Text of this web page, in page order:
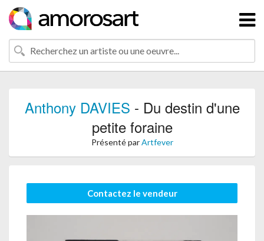
Anthony DAVIES - Du destin d'une
petite foraine
Présenté parArtfever
Contactez le vendeur